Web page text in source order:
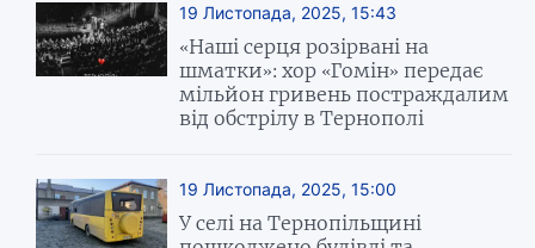
19 Листопада, 2025, 15:43
«Наші серця розірвані на
шматки»: хор «Гомін» передає
мільйон гривень постраждалим
від обстрілу в Тернополі
19 Листопада, 2025, 15:00
У селі на Тернопільщині